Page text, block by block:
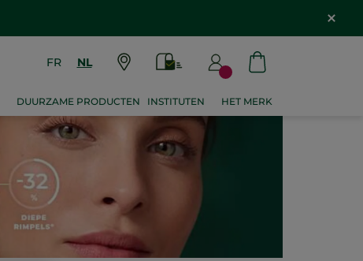
FR NL
DUURZAME PRODUCTEN INSTITUTEN HET MERK